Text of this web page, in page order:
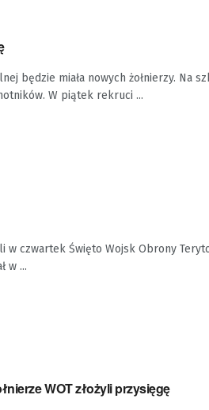
będzie miała nowych żołnierzy. Na
W piątek rekruci ...
w czwartek Święto Wojsk Obrony
w ...
WOT złożyli przysięgę